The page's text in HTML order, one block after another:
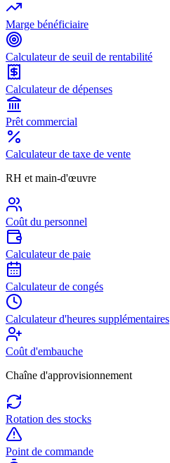
Marge bénéficiaire
Calculateur de seuil de rentabilité
Calculateur de dépenses
Prêt commercial
Calculateur de taxe de vente
RH et main-d'œuvre
Coût du personnel
Calculateur de paie
Calculateur de congés
Calculateur d'heures supplémentaires
Coût d'embauche
Chaîne d'approvisionnement
Rotation des stocks
Point de commande